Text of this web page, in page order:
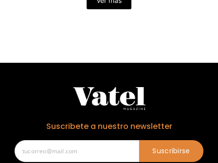
Suscribete a nuestro newsletter
Suscribirse